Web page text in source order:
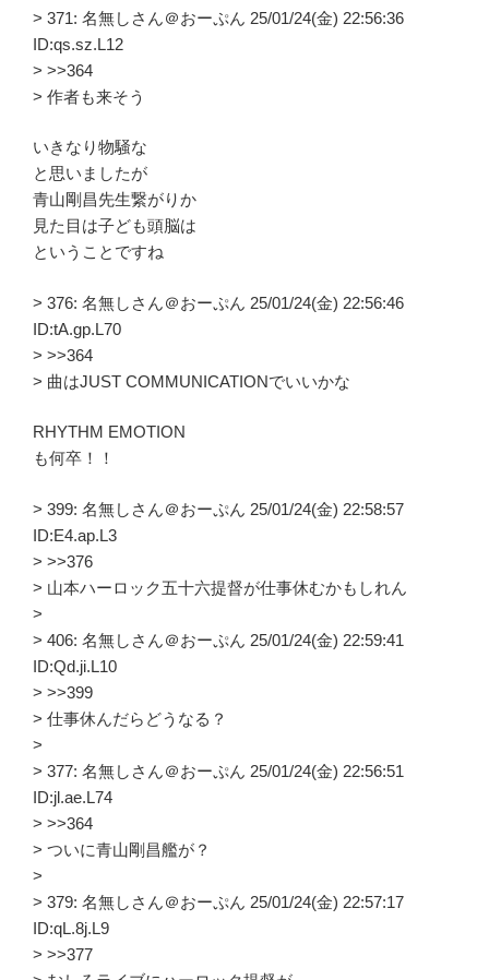
> 371: 名無しさん＠おーぷん 25/01/24(金) 22:56:36
ID:qs.sz.L12
> >>364
> 作者も来そう
いきなり物騒な
と思いましたが
青山剛昌先生繋がりか
見た目は子ども頭脳は
ということですね
> 376: 名無しさん＠おーぷん 25/01/24(金) 22:56:46
ID:tA.gp.L70
> >>364
> 曲はJUST COMMUNICATIONでいいかな
RHYTHM EMOTION
も何卒！！
> 399: 名無しさん＠おーぷん 25/01/24(金) 22:58:57
ID:E4.ap.L3
> >>376
> 山本ハーロック五十六提督が仕事休むかもしれん
>
> 406: 名無しさん＠おーぷん 25/01/24(金) 22:59:41
ID:Qd.ji.L10
> >>399
> 仕事休んだらどうなる？
>
> 377: 名無しさん＠おーぷん 25/01/24(金) 22:56:51
ID:jl.ae.L74
> >>364
> ついに青山剛昌艦が？
>
> 379: 名無しさん＠おーぷん 25/01/24(金) 22:57:17
ID:qL.8j.L9
> >>377